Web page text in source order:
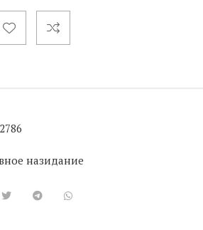
назидание